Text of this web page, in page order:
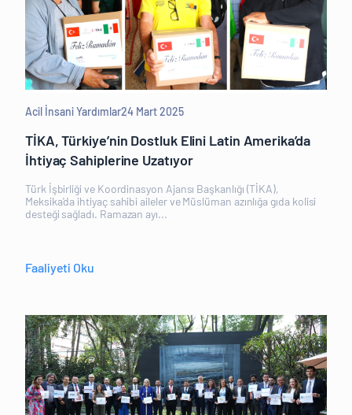
Acil İnsani Yardımlar24 Mart 2025
TİKA, Türkiye’nin Dostluk Elini Latin Amerika’da
İhtiyaç Sahiplerine Uzatıyor
Türk İşbirliği ve Koordinasyon Ajansı Başkanlığı (TİKA),
Meksika'da ihtiyaç sahibi aileler ve Müslüman azınlığa gıda kolisi
desteği sağladı. Ramazan ayı...
Faaliyeti Oku